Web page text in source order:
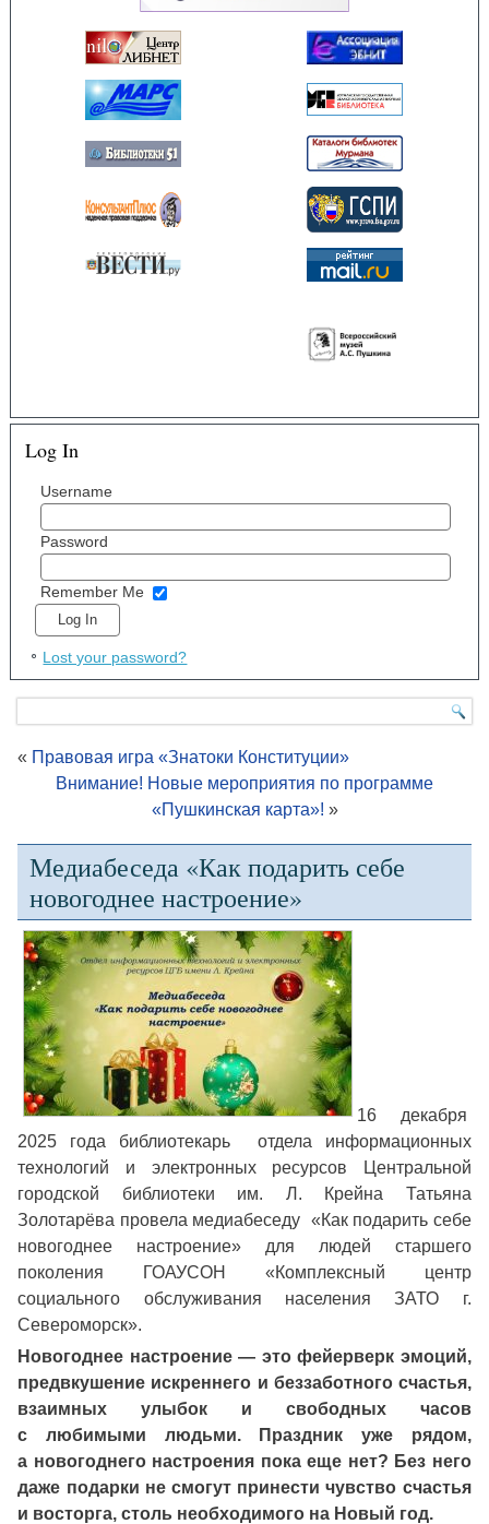
Log In
Username
Password
Remember Me
Lost your password?
« Правовая игра «Знатоки Конституции»
Внимание! Новые мероприятия по программе
«Пушкинская карта»! »
Медиабеседа «Как подарить себе
новогоднее настроение»
16 декабря
2025 года библиотекарь отдела информационных
технологий и электронных ресурсов Центральной
городской библиотеки им. Л. Крейна Татьяна
Золотарёва провела медиабеседу «Как подарить себе
новогоднее настроение» для людей старшего
поколения ГОАУСОН «Комплексный центр
социального обслуживания населения ЗАТО г.
Североморск».
Новогоднее настроение — это фейерверк эмоций,
предвкушение искреннего и беззаботного счастья,
взаимных улыбок и свободных часов
с любимыми людьми. Праздник уже рядом,
а новогоднего настроения пока еще нет? Без него
даже подарки не смогут принести чувство счастья
и восторга, столь необходимого на Новый год.